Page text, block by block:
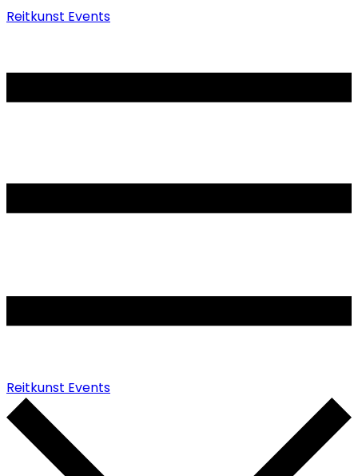
Reitkunst Events
Reitkunst Events